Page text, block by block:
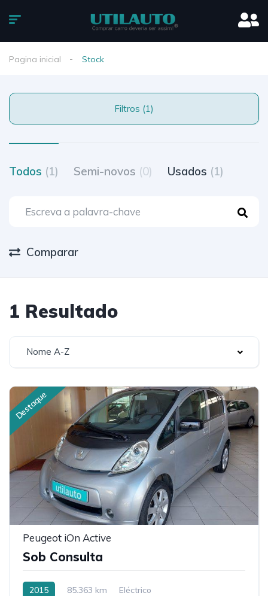
Pagina inicial Stock
Filtros (1)
Todos (1) Semi-novos (0) Usados (1)
Comparar
1 Resultado
Nome A-Z
Destaque
Peugeot iOn Active
Sob Consulta
2015 85.363 km Eléctrico